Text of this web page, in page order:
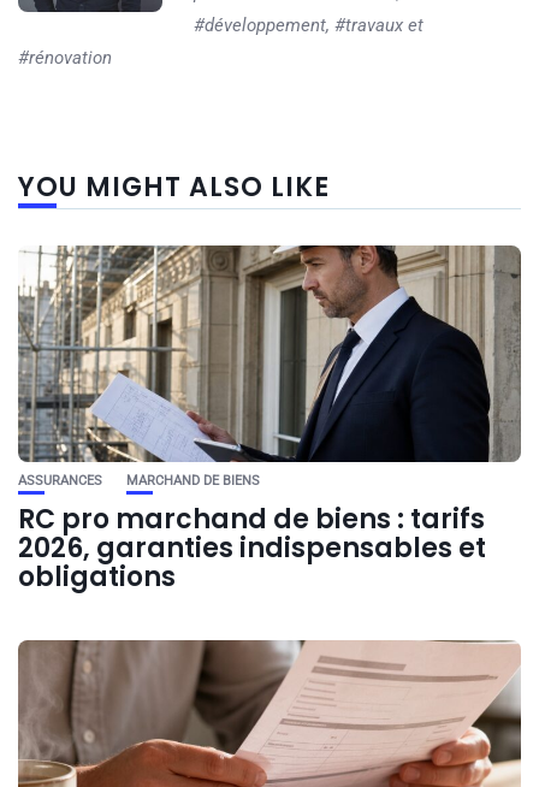
#développement, #travaux et
#rénovation
YOU MIGHT ALSO LIKE
ASSURANCES MARCHAND DE BIENS
RC pro marchand de biens : tarifs
2026, garanties indispensables et
obligations